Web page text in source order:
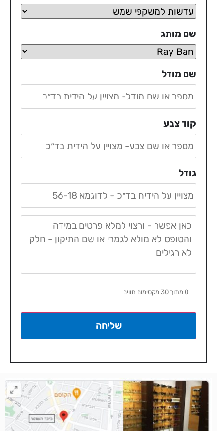
שם מותג
שם מודל
קוד צבע
גודל
הערות
0 מתוך 30 מקסימום תווים